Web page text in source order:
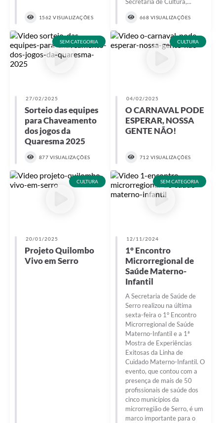
1562 VISUALIZAÇÕES 668 VISUALIZAÇÕES
SEM CATEGORIA
27/02/2025
Sorteio das equipes
para Chaveamento
dos jogos da
Quaresma 2025
877 VISUALIZAÇÕES
CULTURA
04/02/2025
O CARNAVAL PODE
ESPERAR, NOSSA
GENTE NÃO!
712 VISUALIZAÇÕES
CULTURA
20/01/2025
Projeto Quilombo
Vivo em Serro
SEM CATEGORIA
12/11/2024
1° Encontro
Microrregional de
Saúde Materno-
Infantil
A Secretaria de Saúde de
Serro realizou na última
sexta-feira o 1° Encontro
Microrregional de Saúde
Materno-Infantil e a 1ª
Mostra de Experiências
Exitosas da Linha de
Cuidado Materno-Infantil. O
evento, que contou com a
presença de mais de 50
profissionais de saúde dos
cinco municípios da
microrregião de Serro, é um
marco importante para o